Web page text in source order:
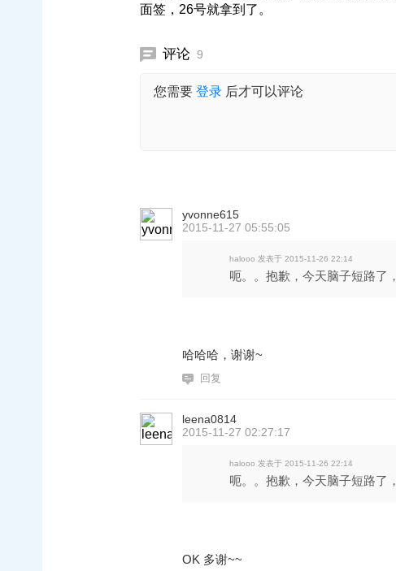
面签，26号就拿到了。
评论 9
您需要 登录 后才可以评论
yvonne615
2015-11-27 05:55:05
halooo 发表于 2015-11-26 22:14
呃。。抱歉，今天脑子短路了
哈哈哈，谢谢~
回复
leena0814
2015-11-27 02:27:17
halooo 发表于 2015-11-26 22:14
呃。。抱歉，今天脑子短路了
OK 多谢~~